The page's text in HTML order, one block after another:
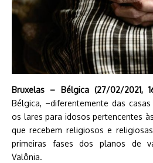
Bruxelas – Bélgica (27/02/2021,
Bélgica, –diferentemente das
os lares para idosos pertencentes
que recebem religiosos e
primeiras fases dos planos de
Valônia.